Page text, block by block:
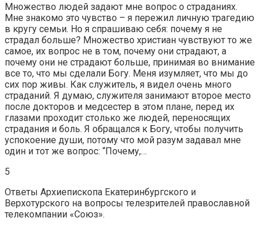
Множество людей задают мне вопрос о страданиях.
Мне знакомо это чувство – я пережил личную трагедию
в кругу семьи. Но я спрашиваю себя: почему я не
страдал больше? Множество христиан чувствуют то же
самое, их вопрос не в том, почему они страдают, а
почему они не страдают больше, принимая во внимание
все то, что мы сделали Богу. Меня изумляет, что мы до
сих пор живы. Как служитель, я видел очень много
страданий. Я думаю, служителя занимают второе место
после докторов и медсестер в этом плане, перед их
глазами проходит столько же людей, переносящих
страдания и боль. Я обращался к Богу, чтобы получить
успокоение души, потому что мой разум задавал мне
один и тот же вопрос: “Почему,…
5
Ответы Архиепископа Екатеринбургского и
Верхотурского на вопросы телезрителей православной
телекомпании «Союз».